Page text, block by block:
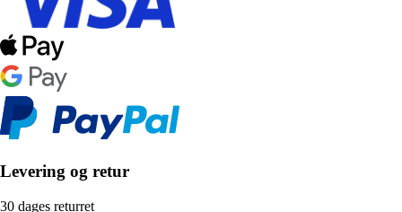
Levering og retur
30 dages returret